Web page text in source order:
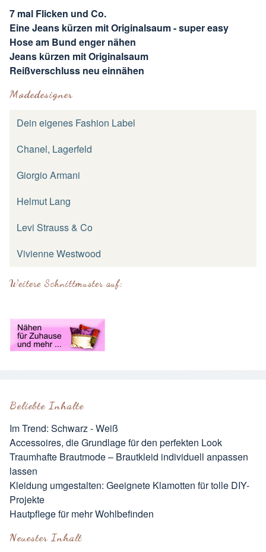
Beliebte Inhalte
Im Trend: Schwarz - Weiß
Accessoires, die Grundlage für den perfekten Look
Traumhafte Brautmode – Brautkleid individuell anpassen
lassen
Kleidung umgestalten: Geeignete Klamotten für tolle DIY-
Projekte
Hautpflege für mehr Wohlbefinden
Neuester Inhalt
7 mal Flicken und Co.
Eine Jeans kürzen mit Originalsaum - super easy
Hose am Bund enger nähen
Jeans kürzen mit Originalsaum
Reißverschluss neu einnähen
Modedesigner
Dein eigenes Fashion Label
Chanel, Lagerfeld
Giorgio Armani
Helmut Lang
Levi Strauss & Co
Vivienne Westwood
Weitere Schnittmuster auf: